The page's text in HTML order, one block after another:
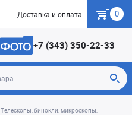
Доставка и оплата Гарантия
0
+7 (343) 350-22-33
Телескопы, бинокли, микроскопы,